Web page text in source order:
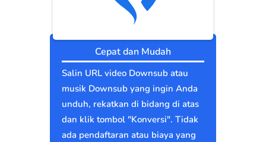
Cepat dan Mudah
Salin URL video Downsub atau
musik Downsub yang ingin Anda
unduh, rekatkan di bidang di atas
dan klik tombol "Konversi". Tidak
ada pendaftaran atau biaya yang